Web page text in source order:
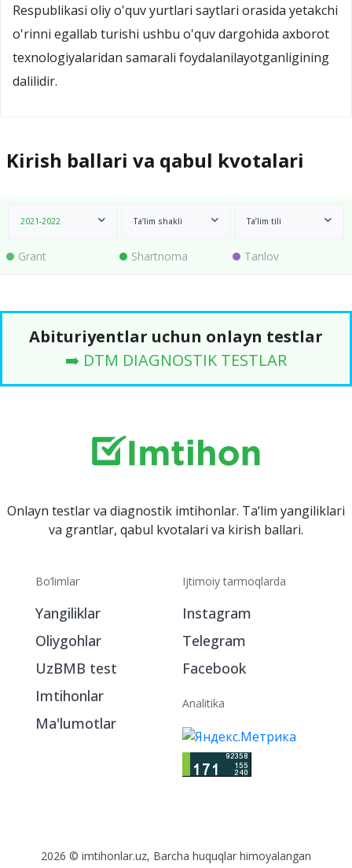
Respublikasi oliy o'quv yurtlari saytlari orasida yetakchi
o'rinni egallab turishi ushbu o'quv dargohida axborot
texnologiyalaridan samarali foydalanilayotganligining
dalilidir.
Kirish ballari va qabul kvotalari
2021-2022 Ta’lim shakli Ta’lim tili
Grant Shartnoma Tanlov
Abituriyentlar uchun onlayn testlar
➡️ DTM DIAGNOSTIK TESTLAR
Onlayn testlar va diagnostik imtihonlar. Ta‘lim yangiliklari
va grantlar, qabul kvotalari va kirish ballari.
Bo‘limlar
Yangiliklar
Oliygohlar
UzBMB test
Imtihonlar
Ma'lumotlar
Ijtimoiy tarmoqlarda
Instagram
Telegram
Facebook
Analitika
2026 © imtihonlar.uz, Barcha huquqlar himoyalangan